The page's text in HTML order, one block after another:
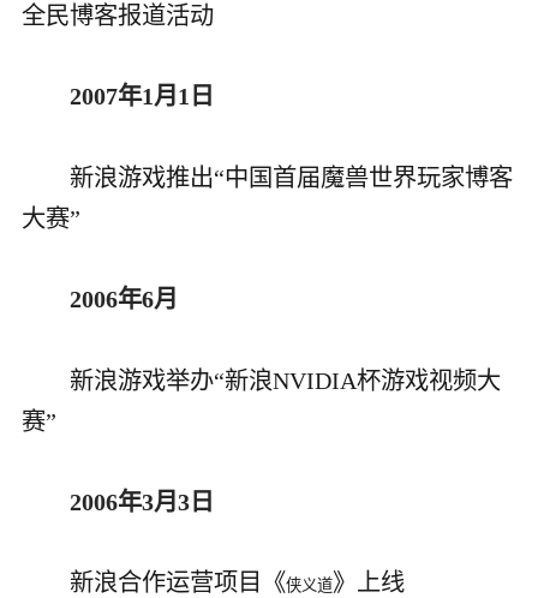
全民博客报道活动
2007年1月1日
新浪游戏推出“中国首届魔兽世界玩家博客
大赛”
2006年6月
新浪游戏举办“新浪NVIDIA杯游戏视频大
赛”
2006年3月3日
新浪合作运营项目《侠义道》上线